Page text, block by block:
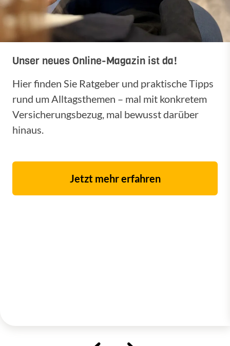
Unser neues Online-Magazin ist da!
Hier finden Sie Ratgeber und praktische Tipps
rund um Alltagsthemen – mal mit konkretem
Versicherungsbezug, mal bewusst darüber
hinaus.
Jetzt mehr erfahren